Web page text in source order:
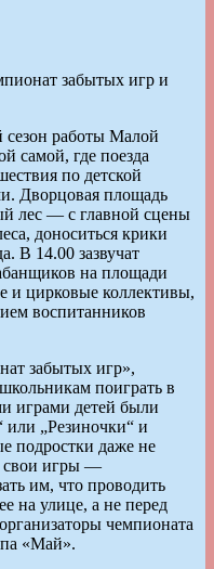
сезон работы Малой
самой, где поезда
по детской
Дворцовая площадь
лес — c главной сцены
доноситься крики
В 14.00 зазвучат
на площади
и цирковые коллективы,
воспитанников
забытых игр»,
поиграть в
играми детей были
или „Резиночки“ и
подростки даже не
свои игры —
им, что проводить
на улице, а не перед
чемпионата
«Май».